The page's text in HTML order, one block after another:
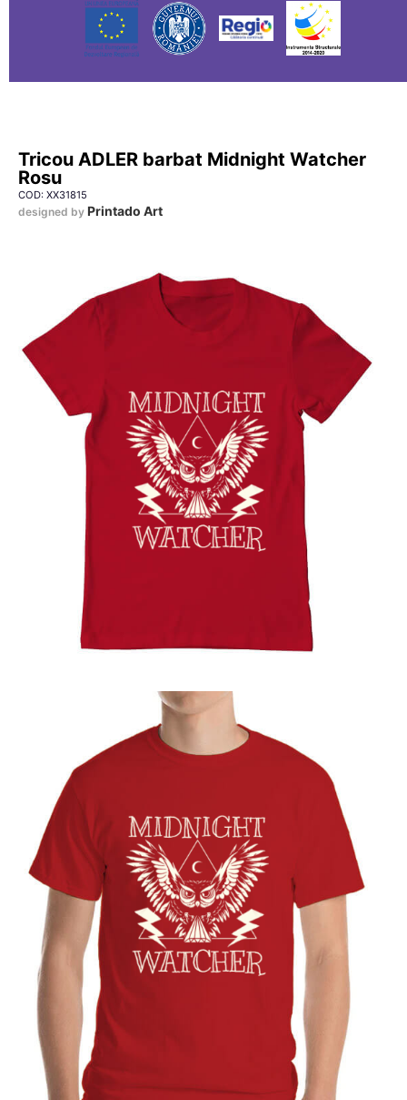
Tricou ADLER barbat Midnight Watcher
Rosu
COD: XX31815
designed by Printado Art